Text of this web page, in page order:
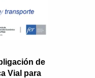
de
Vial para